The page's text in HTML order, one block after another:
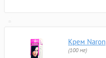
Крем Naron
(100 мг)